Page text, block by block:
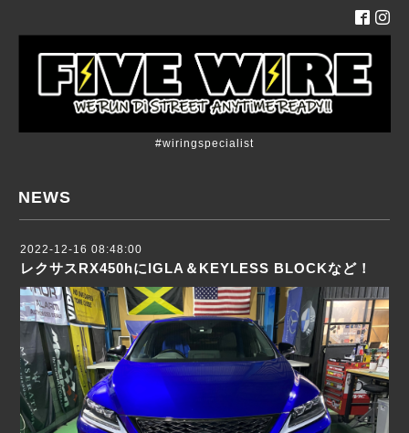
#wiringspecialist
NEWS
2022-12-16 08:48:00
レクサスRX450hにIGLA＆KEYLESS BLOCKなど！